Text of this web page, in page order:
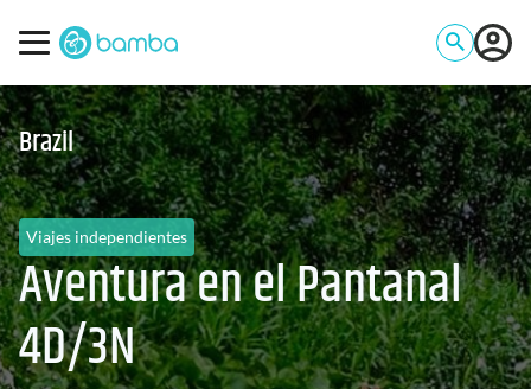
Brazil
Viajes independientes
Aventura en el Pantanal
4D/3N